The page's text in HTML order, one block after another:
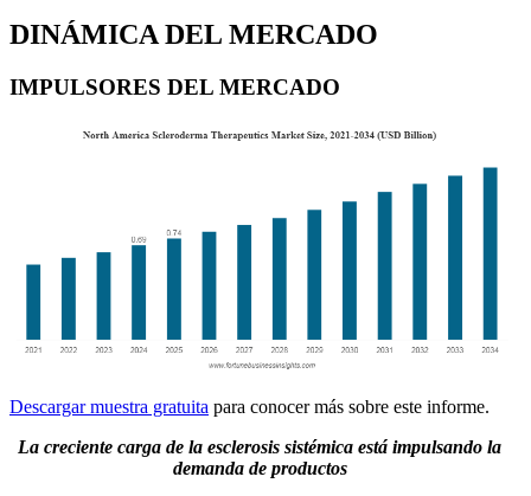
DINÁMICA DEL MERCADO
IMPULSORES DEL MERCADO
Descargar muestra gratuita para conocer más sobre este informe.
La creciente carga de la esclerosis sistémica está impulsando la
demanda de productos